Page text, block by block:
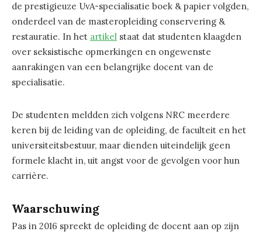
de prestigieuze UvA-specialisatie boek & papier volgden,
onderdeel van de masteropleiding conservering &
restauratie. In het artikel staat dat studenten klaagden
over seksistische opmerkingen en ongewenste
aanrakingen van een belangrijke docent van de
specialisatie.
De studenten meldden zich volgens NRC meerdere
keren bij de leiding van de opleiding, de faculteit en het
universiteitsbestuur, maar dienden uiteindelijk geen
formele klacht in, uit angst voor de gevolgen voor hun
carrière.
Waarschuwing
Pas in 2016 spreekt de opleiding de docent aan op zijn